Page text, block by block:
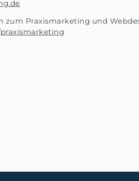
zum Praxismarketing und